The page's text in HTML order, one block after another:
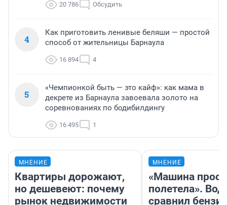
20 786 Обсудить
4
Как приготовить ленивые беляши — простой
способ от жительницы Барнаула
16 894 4
5
«Чемпионкой быть — это кайф»: как мама в
декрете из Барнаула завоевала золото на
соревнованиях по бодибилдингу
16 495 1
МНЕНИЕ
Квартиры дорожают,
но дешевеют: почему
рынок недвижимости
МНЕНИЕ
«Машина
полетела».
сравнил